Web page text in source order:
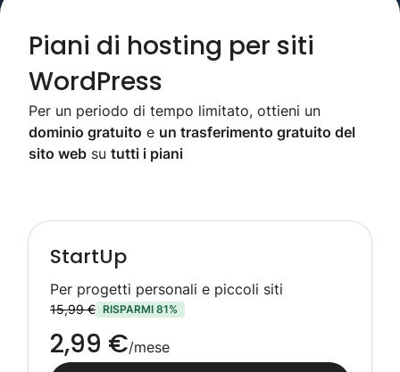
Piani di hosting per siti
WordPress
Per un periodo di tempo limitato, ottieni un
dominio gratuito e un trasferimento gratuito del
sito web su tutti i piani
StartUp
Per progetti personali e piccoli siti
15,99 € RISPARMI 81%
2,99 €/mese